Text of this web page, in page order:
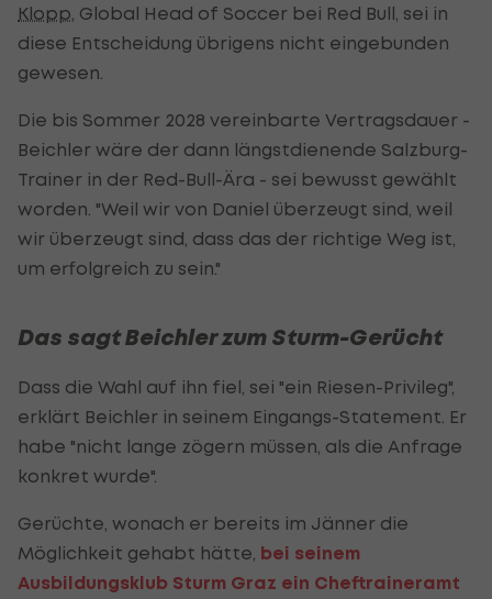
Klopp , Global Head of Soccer bei Red Bull, sei in
diese Entscheidung übrigens nicht eingebunden
gewesen.
Die bis Sommer 2028 vereinbarte Vertragsdauer -
Beichler wäre der dann längstdienende Salzburg-
Trainer in der Red-Bull-Ära - sei bewusst gewählt
worden. "Weil wir von Daniel überzeugt sind, weil
wir überzeugt sind, dass das der richtige Weg ist,
um erfolgreich zu sein."
Das sagt Beichler zum Sturm-Gerücht
Dass die Wahl auf ihn fiel, sei "ein Riesen-Privileg",
erklärt Beichler in seinem Eingangs-Statement. Er
habe "nicht lange zögern müssen, als die Anfrage
konkret wurde".
Gerüchte, wonach er bereits im Jänner die
Möglichkeit gehabt hätte, bei seinem
Ausbildungsklub Sturm Graz ein Cheftraineramt